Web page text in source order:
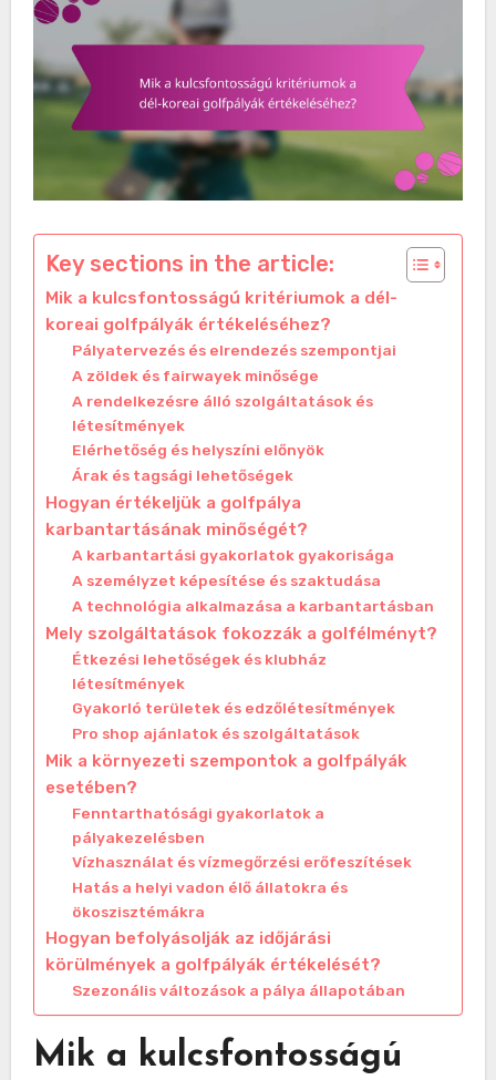
Key sections in the article:
Mik a kulcsfontosságú kritériumok a dél-
koreai golfpályák értékeléséhez?
Pályatervezés és elrendezés szempontjai
A zöldek és fairwayek minősége
A rendelkezésre álló szolgáltatások és
létesítmények
Elérhetőség és helyszíni előnyök
Árak és tagsági lehetőségek
Hogyan értékeljük a golfpálya
karbantartásának minőségét?
A karbantartási gyakorlatok gyakorisága
A személyzet képesítése és szaktudása
A technológia alkalmazása a karbantartásban
Mely szolgáltatások fokozzák a golfélményt?
Étkezési lehetőségek és klubház
létesítmények
Gyakorló területek és edzőlétesítmények
Pro shop ajánlatok és szolgáltatások
Mik a környezeti szempontok a golfpályák
esetében?
Fenntarthatósági gyakorlatok a
pályakezelésben
Vízhasználat és vízmegőrzési erőfeszítések
Hatás a helyi vadon élő állatokra és
ökoszisztémákra
Hogyan befolyásolják az időjárási
körülmények a golfpályák értékelését?
Szezonális változások a pálya állapotában
Mik a kulcsfontosságú